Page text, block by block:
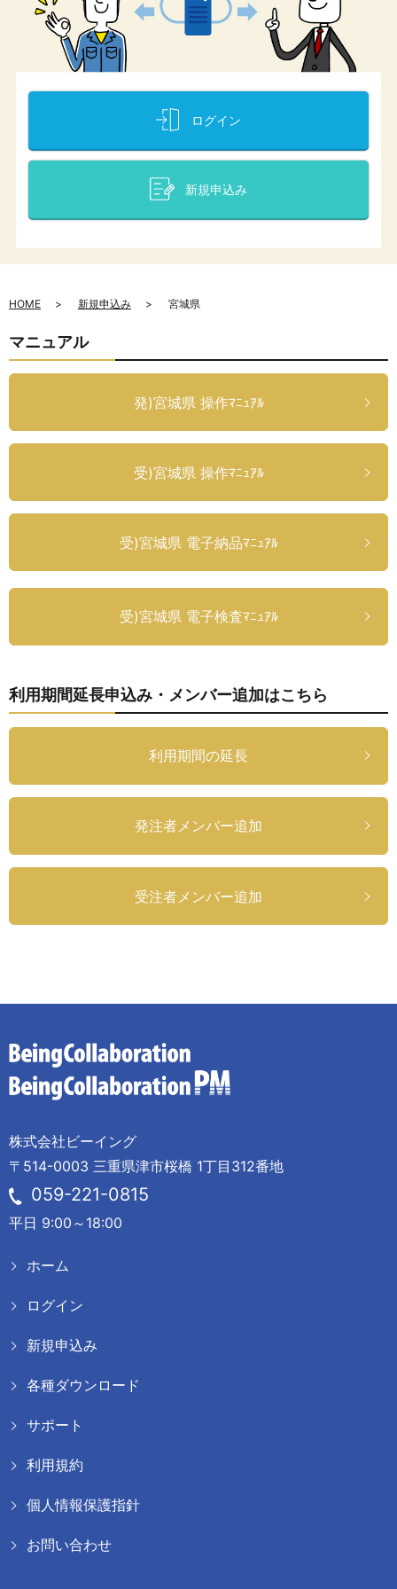
ログイン
新規申込み
HOME 新規申込み 宮城県
マニュアル
発)宮城県 操作ﾏﾆｭｱﾙ
受)宮城県 操作ﾏﾆｭｱﾙ
受)宮城県 電子納品ﾏﾆｭｱﾙ
受)宮城県 電子検査ﾏﾆｭｱﾙ
利用期間延長申込み・メンバー追加はこちら
利用期間の延長
発注者メンバー追加
受注者メンバー追加
株式会社ビーイング
〒514-0003 三重県津市桜橋 1丁目312番地
059-221-0815
平日 9:00～18:00
ホーム
ログイン
新規申込み
各種ダウンロード
サポート
利用規約
個人情報保護指針
お問い合わせ